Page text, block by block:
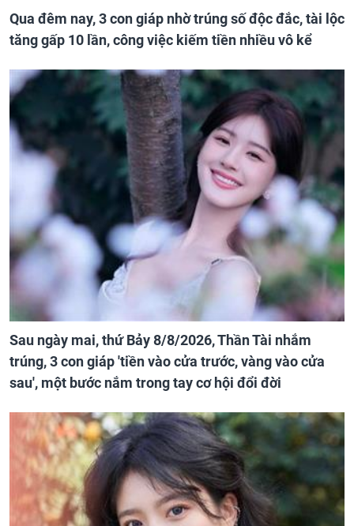
Qua đêm nay, 3 con giáp nhờ trúng số độc đắc, tài lộc
tăng gấp 10 lần, công việc kiếm tiền nhiều vô kể
Sau ngày mai, thứ Bảy 8/8/2026, Thần Tài nhắm
trúng, 3 con giáp 'tiền vào cửa trước, vàng vào cửa
sau', một bước nắm trong tay cơ hội đổi đời